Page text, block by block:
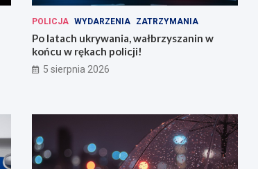
POLICJA WYDARZENIA ZATRZYMANIA
Po latach ukrywania, wałbrzyszanin w
końcu w rękach policji!
5 sierpnia 2026